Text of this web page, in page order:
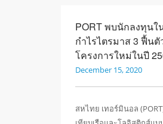
PORT พบนักลงทุนใ
กำไรไตรมาส 3 ฟื้น
โครงการใหม่ในปี
December 15, 2020
สหไทย เทอร์มินอล